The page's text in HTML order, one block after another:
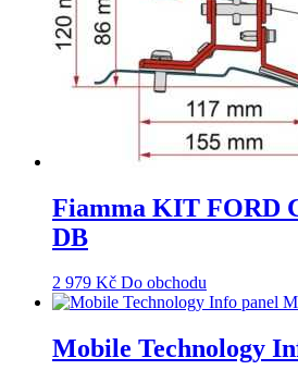
Fiamma KIT FORD
DB
2 979 Kč Do obchodu
Mobile Technology